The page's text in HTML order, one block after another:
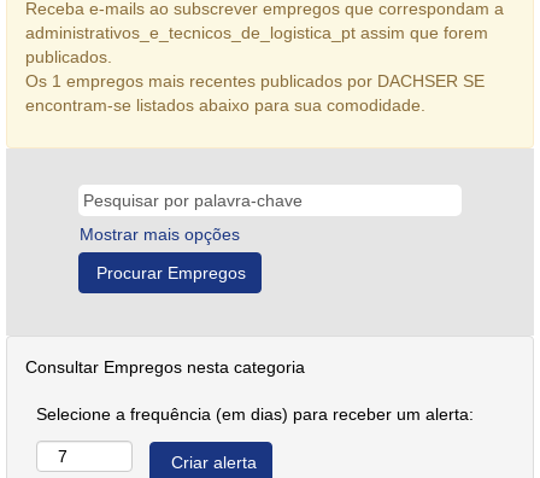
Receba e-mails ao subscrever empregos que correspondam a
administrativos_e_tecnicos_de_logistica_pt assim que forem
publicados.
Os 1 empregos mais recentes publicados por DACHSER SE
encontram-se listados abaixo para sua comodidade.
Mostrar mais opções
Consultar Empregos nesta categoria
Selecione a frequência (em dias) para receber um alerta: